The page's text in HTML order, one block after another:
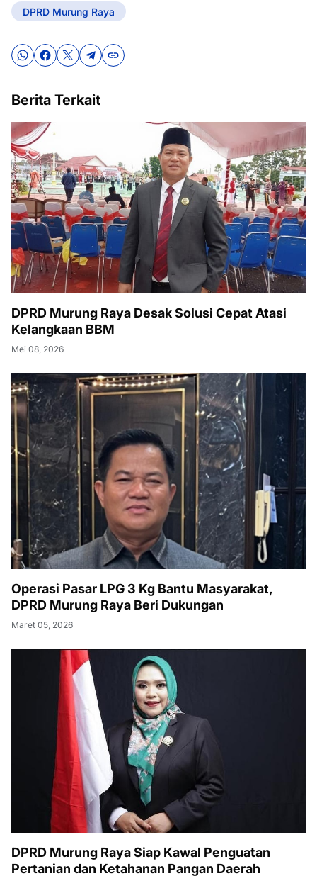
DPRD Murung Raya
Berita Terkait
DPRD Murung Raya Desak Solusi Cepat Atasi
Kelangkaan BBM
Mei 08, 2026
Operasi Pasar LPG 3 Kg Bantu Masyarakat,
DPRD Murung Raya Beri Dukungan
Maret 05, 2026
DPRD Murung Raya Siap Kawal Penguatan
Pertanian dan Ketahanan Pangan Daerah